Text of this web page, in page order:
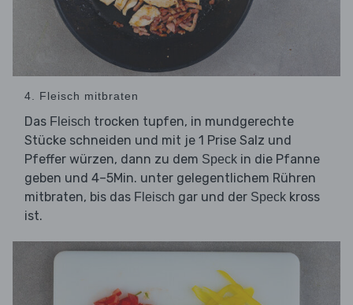
4. Fleisch mitbraten
Das Fleisch trocken tupfen, in mundgerechte
Stücke schneiden und mit je 1 Prise Salz und
Pfeffer würzen, dann zu dem Speck in die Pfanne
geben und 4–5Min. unter gelegentlichem Rühren
mitbraten, bis das Fleisch gar und der Speck kross
ist.